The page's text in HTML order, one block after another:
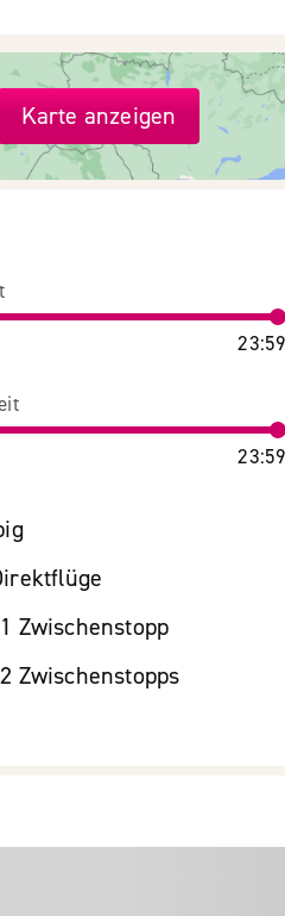
Karte anzeigen
23:59
23:59
Zwischenstopp
Zwischenstopps